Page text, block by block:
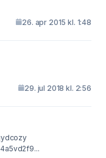
26. apr 2015 kl. 1:48
29. jul 2018 kl. 2:56